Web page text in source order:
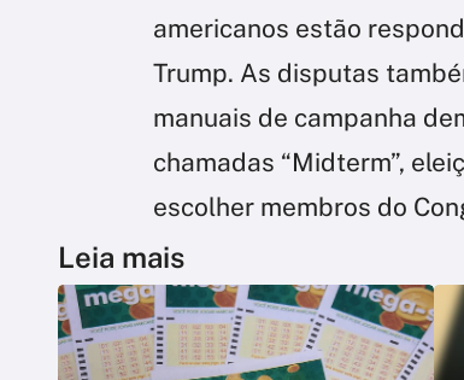
americanos estão
Trump. As disputas
manuais de campanha
chamadas “Midterm”,
escolher membros do
Leia mais